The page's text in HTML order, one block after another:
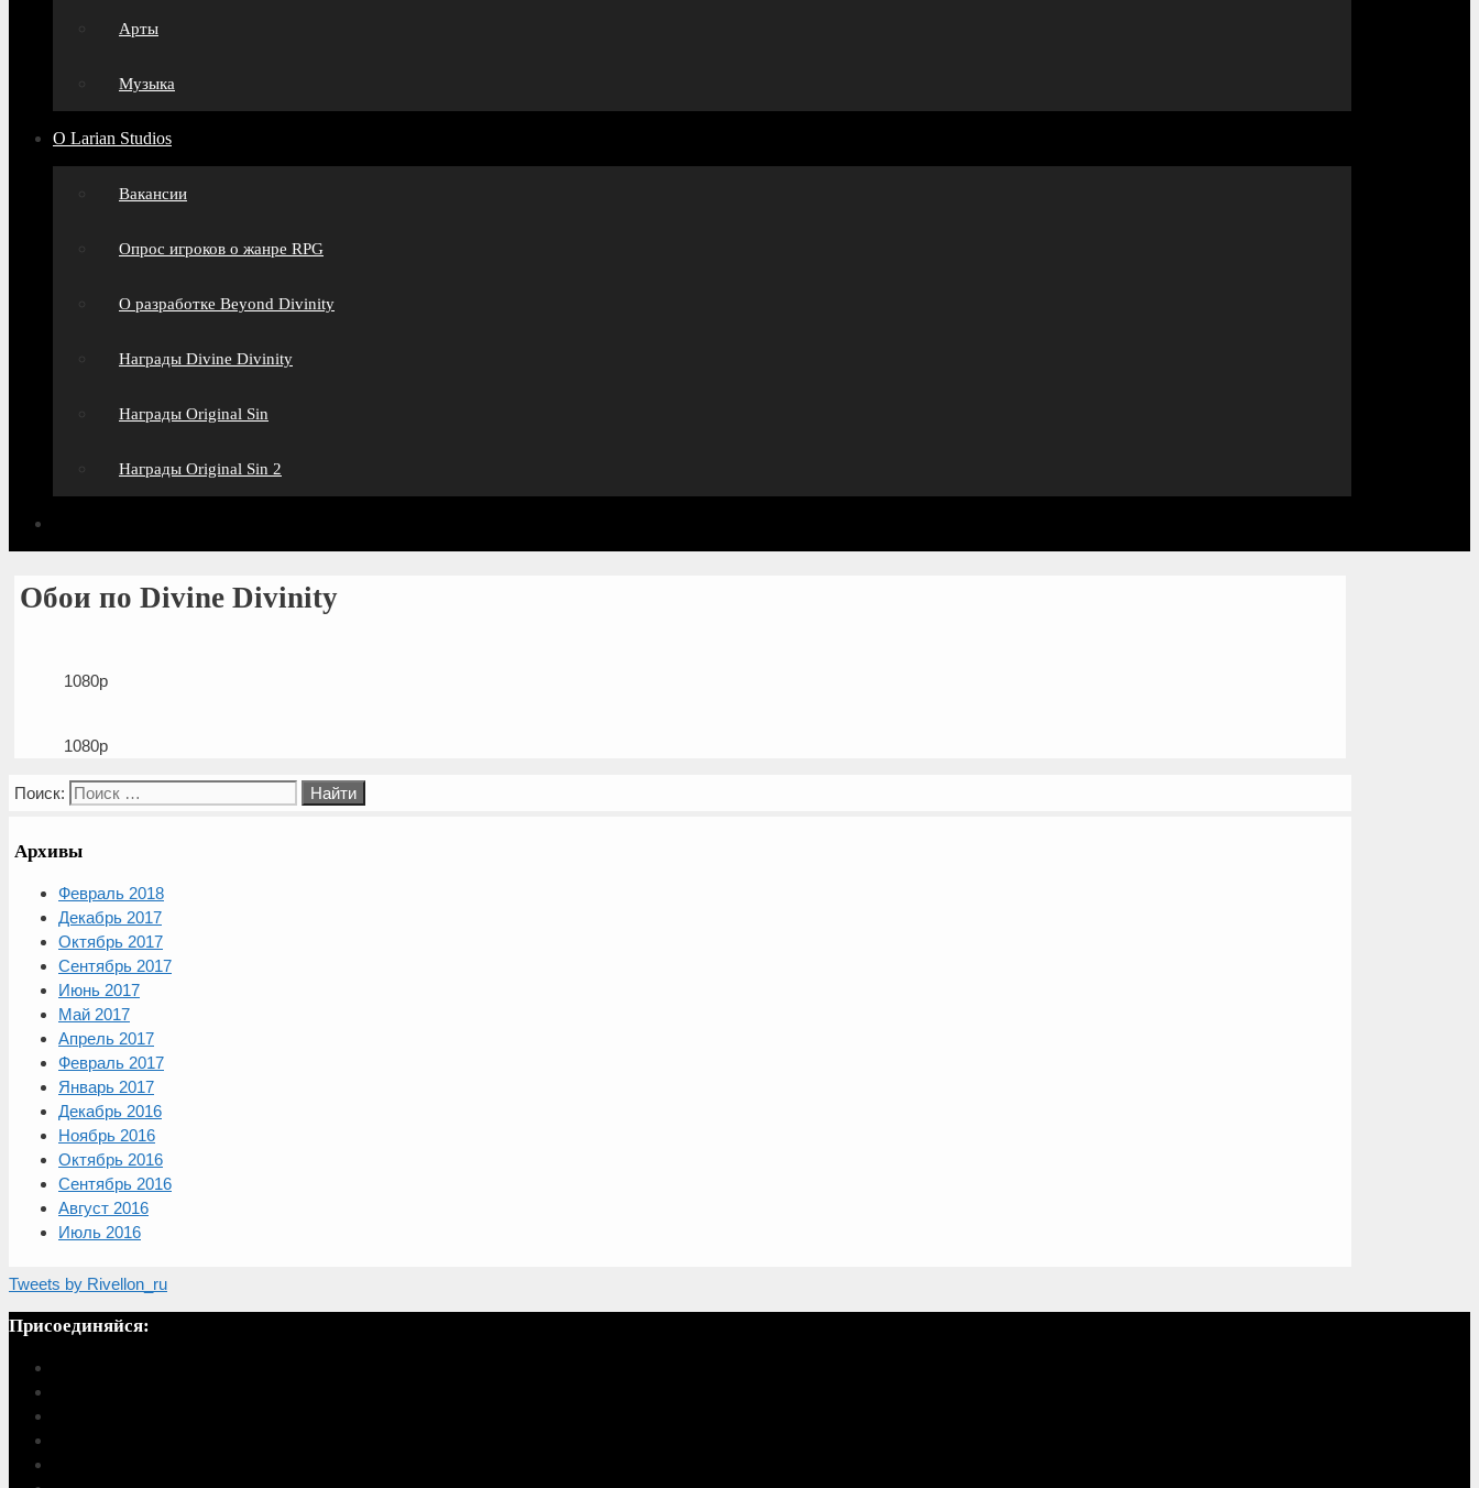
Арты
Музыка
О Larian Studios
Вакансии
Опрос игроков о жанре RPG
О разработке Beyond Divinity
Награды Divine Divinity
Награды Original Sin
Награды Original Sin 2
Обои по Divine Divinity
1080p
1080p
Поиск:
Архивы
Февраль 2018
Декабрь 2017
Октябрь 2017
Сентябрь 2017
Июнь 2017
Май 2017
Апрель 2017
Февраль 2017
Январь 2017
Декабрь 2016
Ноябрь 2016
Октябрь 2016
Сентябрь 2016
Август 2016
Июль 2016
Tweets by Rivellon_ru
Присоединяйся: